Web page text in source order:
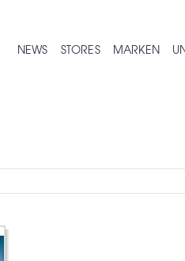
NEWS STORES MARKEN